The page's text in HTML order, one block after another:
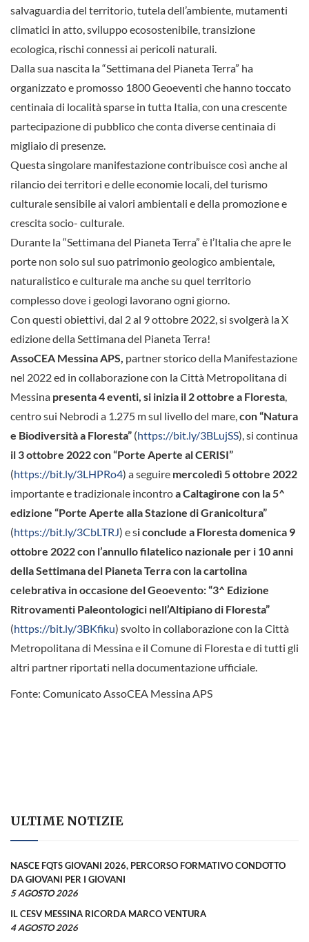
salvaguardia del territorio, tutela dell’ambiente, mutamenti
climatici in atto, sviluppo ecosostenibile, transizione
ecologica, rischi connessi ai pericoli naturali.
Dalla sua nascita la “Settimana del Pianeta Terra” ha
organizzato e promosso 1800 Geoeventi che hanno toccato
centinaia di località sparse in tutta Italia, con una crescente
partecipazione di pubblico che conta diverse centinaia di
migliaio di presenze.
Questa singolare manifestazione contribuisce così anche al
rilancio dei territori e delle economie locali, del turismo
culturale sensibile ai valori ambientali e della promozione e
crescita socio- culturale.
Durante la “Settimana del Pianeta Terra” è l’Italia che apre le
porte non solo sul suo patrimonio geologico ambientale,
naturalistico e culturale ma anche su quel territorio
complesso dove i geologi lavorano ogni giorno.
Con questi obiettivi, dal 2 al 9 ottobre 2022, si svolgerà la X
edizione della Settimana del Pianeta Terra!
AssoCEA Messina APS, partner storico della Manifestazione
nel 2022 ed in collaborazione con la Città Metropolitana di
Messina presenta 4 eventi, si inizia il 2 ottobre a Floresta,
centro sui Nebrodi a 1.275 m sul livello del mare,con “Natura
e Biodiversità a Floresta” (https://bit.ly/3BLujSS), si continua
il 3 ottobre 2022 con “Porte Aperte al CERISI”
(https://bit.ly/3LHPRo4) a seguire mercoledì 5 ottobre 2022
importante e tradizionale incontroa Caltagirone con la 5^
edizione “Porte Aperte alla Stazione di Granicoltura”
(https://bit.ly/3CbLTRJ) e si conclude a Floresta domenica 9
ottobre 2022 con l’annullo filatelico nazionale per i 10 anni
della Settimana del Pianeta Terra con la cartolina
celebrativa in occasione del Geoevento: “3^ Edizione
Ritrovamenti Paleontologici nell’Altipiano di Floresta”
(https://bit.ly/3BKfiku) svolto in collaborazione con la Città
Metropolitana di Messina e il Comune di Floresta e di tutti gli
altri partner riportati nella documentazione ufficiale.
Fonte: Comunicato AssoCEA Messina APS
ULTIME NOTIZIE
NASCE FQTS GIOVANI 2026, PERCORSO FORMATIVO CONDOTTO
DA GIOVANI PER I GIOVANI
5 AGOSTO 2026
IL CESV MESSINA RICORDA MARCO VENTURA
4 AGOSTO 2026